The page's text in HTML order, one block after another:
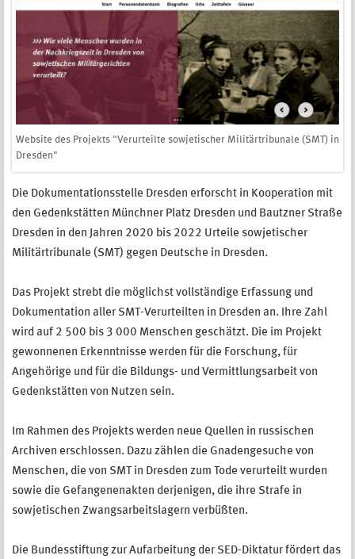
Website des Projekts "Verurteilte sowjetischer Militärtribunale (SMT) in
Dresden"
Die Dokumentationsstelle Dresden erforscht in Kooperation mit
den Gedenkstätten Münchner Platz Dresden und Bautzner Straße
Dresden in den Jahren 2020 bis 2022 Urteile sowjetischer
Militärtribunale (SMT) gegen Deutsche in Dresden.
Das Projekt strebt die möglichst vollständige Erfassung und
Dokumentation aller SMT-Verurteilten in Dresden an. Ihre Zahl
wird auf 2 500 bis 3 000 Menschen geschätzt. Die im Projekt
gewonnenen Erkenntnisse werden für die Forschung, für
Angehörige und für die Bildungs- und Vermittlungsarbeit von
Gedenkstätten von Nutzen sein.
Im Rahmen des Projekts werden neue Quellen in russischen
Archiven erschlossen. Dazu zählen die Gnadengesuche von
Menschen, die von SMT in Dresden zum Tode verurteilt wurden
sowie die Gefangenenakten derjenigen, die ihre Strafe in
sowjetischen Zwangsarbeitslagern verbüßten.
Die Bundesstiftung zur Aufarbeitung der SED-Diktatur fördert das